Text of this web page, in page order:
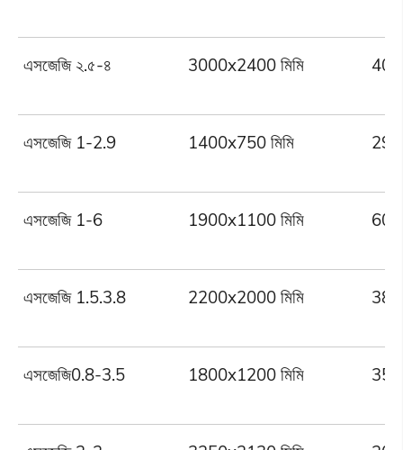
এসজেজি ২.৫-৪ 3000x2400 মিমি
এসজেজি 1-2.9 1400x750 মিমি
এসজেজি 1-6 1900x1100 মিমি
এসজেজি 1.5.3.8 2200x2000 মিমি
এসজেজি0.8-3.5 1800x1200 মিমি